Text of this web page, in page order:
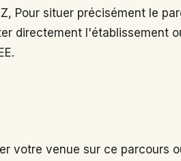
Pour situer précisément le
directement l'établissement
votre venue sur ce parcours